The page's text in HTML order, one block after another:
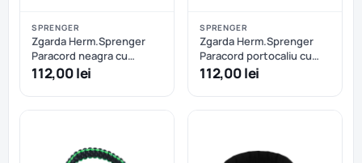
SPRENGER
Zgarda Herm.Sprenger
Paracord neagra cu
eliberare rapida - 60 cm
112,00 lei
SPRENGER
Zgarda Herm.Sprenger
Paracord portocaliu cu
eliberare rapida - 60 cm
112,00 lei